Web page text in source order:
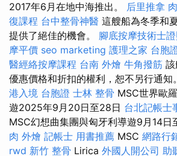
2017年6月在地中海推出。 后里推拿
復課程 台中整骨神醫 這艘船為冬季和
提供了絕佳的機會。 腳底按摩技術士
摩平價 seo marketing 護理之家 台胞
醫經絡按摩課程 台南 外燴 牛角撥筋
優惠價格和折扣的權利，恕不另行通知
港入境 台胞證 士林 整骨 MSC世界歐
遊2025年9月20日至28日 台北記帳士
MSC幻想曲集團與匈牙利導遊9月14
肉 外燴 記帳士 用書推薦 MSC 網路行
rwd 新竹 整骨 Lirica 外國人開公司 助